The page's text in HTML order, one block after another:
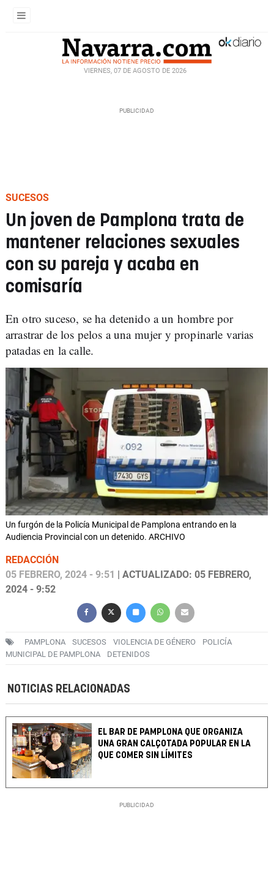
VIERNES, 07 DE AGOSTO DE 2026
SUCESOS
Un joven de Pamplona trata de
mantener relaciones sexuales
con su pareja y acaba en
comisaría
En otro suceso, se ha detenido a un hombre por
arrastrar de los pelos a una mujer y propinarle varias
patadas en la calle.
Un furgón de la Policía Municipal de Pamplona entrando en la
Audiencia Provincial con un detenido. ARCHIVO
REDACCIÓN
05 FEBRERO, 2024 - 9:51
| ACTUALIZADO: 05 FEBRERO,
2024 - 9:52
PAMPLONA SUCESOS VIOLENCIA DE GÉNERO
POLICÍA
MUNICIPAL DE PAMPLONA
DETENIDOS
NOTICIAS RELACIONADAS
EL BAR DE PAMPLONA QUE ORGANIZA
UNA GRAN CALÇOTADA POPULAR EN LA
QUE COMER SIN LÍMITES